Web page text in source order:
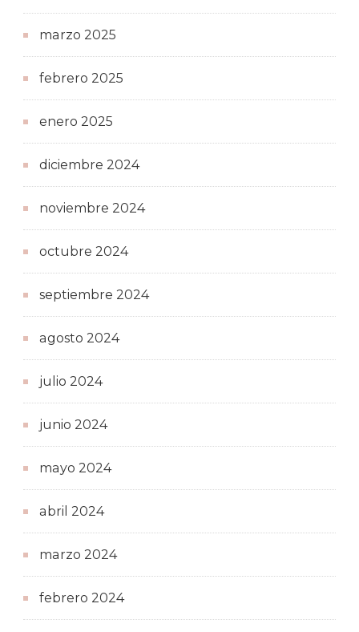
marzo 2025
febrero 2025
enero 2025
diciembre 2024
noviembre 2024
octubre 2024
septiembre 2024
agosto 2024
julio 2024
junio 2024
mayo 2024
abril 2024
marzo 2024
febrero 2024